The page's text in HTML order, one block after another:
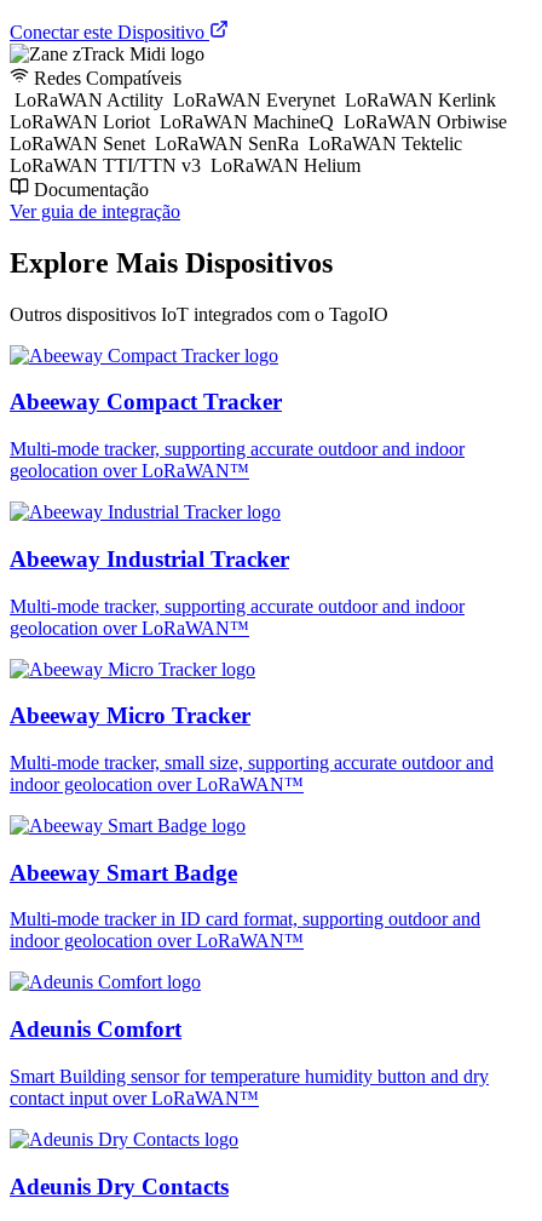
Conectar este Dispositivo
Redes Compatíveis
LoRaWAN Actility LoRaWAN Everynet LoRaWAN Kerlink
LoRaWAN Loriot LoRaWAN MachineQ LoRaWAN Orbiwise
LoRaWAN Senet LoRaWAN SenRa LoRaWAN Tektelic
LoRaWAN TTI/TTN v3 LoRaWAN Helium
Documentação
Ver guia de integração
Explore Mais Dispositivos
Outros dispositivos IoT integrados com o TagoIO
Abeeway Compact Tracker
Multi-mode tracker, supporting accurate outdoor and indoor
geolocation over LoRaWAN™
Abeeway Industrial Tracker
Multi-mode tracker, supporting accurate outdoor and indoor
geolocation over LoRaWAN™
Abeeway Micro Tracker
Multi-mode tracker, small size, supporting accurate outdoor and
indoor geolocation over LoRaWAN™
Abeeway Smart Badge
Multi-mode tracker in ID card format, supporting outdoor and
indoor geolocation over LoRaWAN™
Adeunis Comfort
Smart Building sensor for temperature humidity button and dry
contact input over LoRaWAN™
Adeunis Dry Contacts